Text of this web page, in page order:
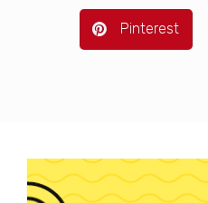
Pinterest